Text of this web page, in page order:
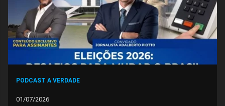
PODCAST A VERDADE
01/07/2026